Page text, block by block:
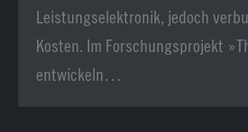
Leistungselektronik, jedoch
Kosten. Im Forschungsprojekt
entwickeln…